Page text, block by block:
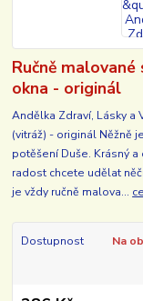
Ručně
okna - originál
Andělka Zdraví, Lásky a
(vitráž) - originál Něžně
potěšení Duše. Krásný
radost chcete udělat
je vždy ručně malova...
Dostupnost Na